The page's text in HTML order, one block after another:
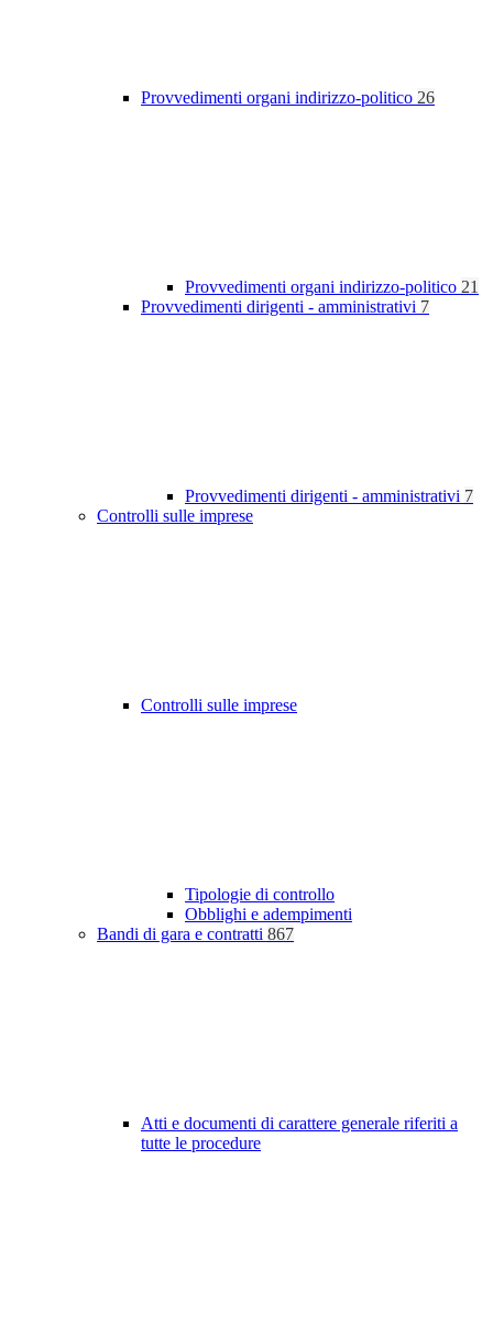
Provvedimenti organi indirizzo-politico 26
Provvedimenti organi indirizzo-politico 21
Provvedimenti dirigenti - amministrativi 7
Provvedimenti dirigenti - amministrativi 7
Controlli sulle imprese
Controlli sulle imprese
Tipologie di controllo
Obblighi e adempimenti
Bandi di gara e contratti 867
Atti e documenti di carattere generale riferiti a
tutte le procedure